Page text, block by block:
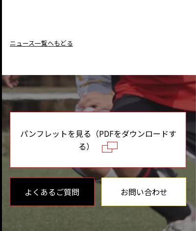
ニュース一覧へもどる
パンフレットを見る（PDFをダウンロードす
る）
よくあるご質問 お問い合わせ